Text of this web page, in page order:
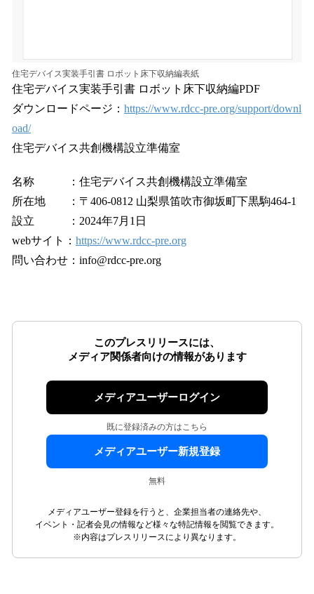
住宅デバイス実装手引書 ロボット床下収納編表紙
住宅デバイス実装手引書 ロボット床下収納編PDF
ダウンロードページ： https://www.rdcc-pre.org/support/downl
oad/
住宅デバイス共創機構設立準備室
名称 ：住宅デバイス共創機構設立準備室
所在地 ：〒406-0812 山梨県笛吹市御坂町下黒駒464-1
設立 ：2024年7月1日
webサイト： https://www.rdcc-pre.org
問い合わせ：info@rdcc-pre.org
このプレスリリースには、
メディア関係者向けの情報があります
メディアユーザーログイン
既に登録済みの方はこちら
メディアユーザー新規登録
無料
メディアユーザー登録を行うと、企業担当者の連絡先や、
イベント・記者会見の情報など様々な特記情報を閲覧できます。
※内容はプレスリリースにより異なります。